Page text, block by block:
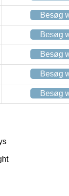
Besøg
Besøg
Besøg
Besøg
Besøg